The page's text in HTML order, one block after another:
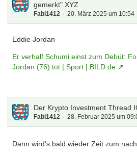
gemerkt" XYZ
Fabi1412 20. März 2025 um 10:54
Eddie Jordan
Er verhalf Schumi einst zum Debüt:
Jordan (76) tot | Sport | BILD.de
Der Krypto Investment Thread
Fabi1412 28. Februar 2025 um
Dann wird’s bald wieder Zeit zum